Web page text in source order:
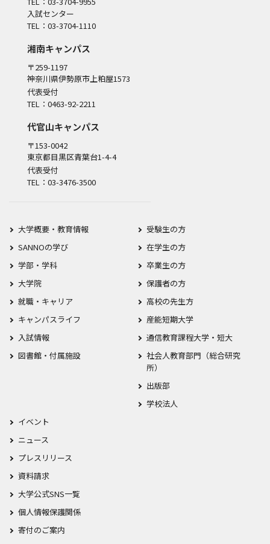
入試センター
TEL：03-3704-1110
湘南キャンパス
〒259-1197
神奈川県伊勢原市上粕屋1573
代表受付
TEL：0463-92-2211
代官山キャンパス
〒153-0042
東京都目黒区青葉台1-4-4
代表受付
TEL：03-3476-3500
大学概要・教育情報
SANNOの学び
学部・学科
大学院
就職・キャリア
キャンパスライフ
入試情報
図書館・付属施設
受験生の方
在学生の方
卒業生の方
保護者の方
高校の先生方
産能短期大学
通信教育課程大学・短大
社会人教育部門（総合研究
所）
出版部
学校法人
イベント
ニュース
プレスリリース
資料請求
大学公式SNS一覧
個人情報保護関係
寄付のご案内